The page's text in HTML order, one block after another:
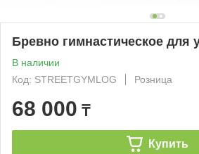
Бревно гимнастическое для
В наличии
Код: STREETGYMLOG
Розница
68 000 ₸
Купить